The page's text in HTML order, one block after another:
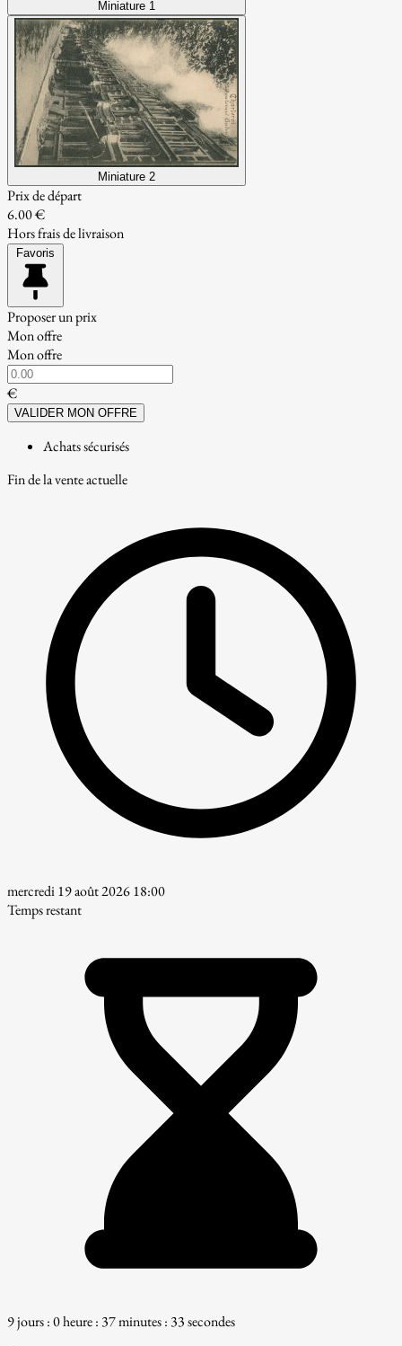
Miniature 1
Miniature 2
Prix de départ
6.00 €
Hors frais de livraison
Favoris
Proposer un prix
Mon offre
Mon offre
€
VALIDER MON OFFRE
Achats sécurisés
Fin de la vente actuelle
mercredi 19 août 2026 18:00
Temps restant
9 jours : 0 heure : 37 minutes : 32 secondes